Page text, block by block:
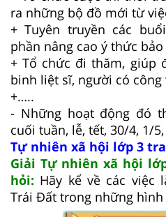
ra những bộ đồ mới từ
+ Tuyên truyền các
phần nâng cao ý thức
+ Tổ chức đi thăm, giúp
binh liệt sĩ, người có công
+…..
- Những hoạt động đó
cuối tuần, lễ, tết, 30/4, 1/
Tự nhiên xã hội lớp 3
Giải Tự nhiên xã hội
hỏi: Hãy kể về các việc
Trái Đất trong những